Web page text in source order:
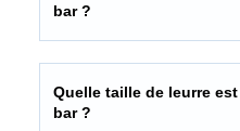
bar ?
Quelle taille de leurre
bar ?